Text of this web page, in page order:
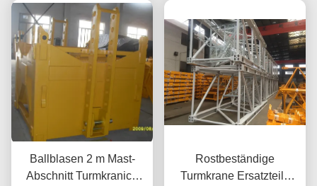
Ballblasen 2 m Mast-
Abschnitt Turmkranich
Rostbeständige
Turmkrane Ersatzteile